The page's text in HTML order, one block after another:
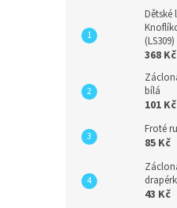
(LS309)
368 Kč
bílá
101 Kč
Froté
85 Kč
43 Kč